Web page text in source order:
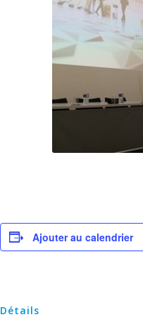
Ajouter au calendrier
Détails